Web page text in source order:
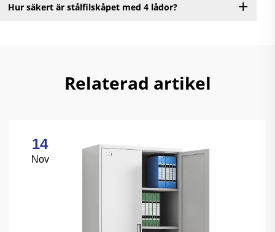
Hur säkert är stålfilskåpet med 4 lådor?
Relaterad artikel
14
Nov